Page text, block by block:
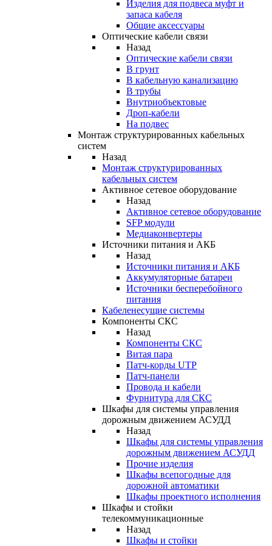
Изделия для подвеса муфт и
запаса кабеля
Общие аксессуары
Оптические кабели связи
Назад
Оптические кабели связи
В грунт
В кабельную канализацию
В трубы
Внутриобъектовые
Дроп-кабели
На подвес
Монтаж структурированных кабельных
систем
Назад
Монтаж структурированных
кабельных систем
Активное сетевое оборудование
Назад
Активное сетевое оборудование
SFP модули
Медиаконвертеры
Источники питания и АКБ
Назад
Источники питания и АКБ
Аккумуляторные батареи
Источники бесперебойного
питания
Кабеленесущие системы
Компоненты СКС
Назад
Компоненты СКС
Витая пара
Патч-корды UTP
Патч-панели
Провода и кабели
Фурнитура для СКС
Шкафы для системы управления
дорожным движением АСУДД
Назад
Шкафы для системы управления
дорожным движением АСУДД
Прочие изделия
Шкафы всепогодные для
дорожной автоматики
Шкафы проектного исполнения
Шкафы и стойки
телекоммуникационные
Назад
Шкафы и стойки